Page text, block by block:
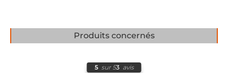
Produits concernés
5 sur 53 avis